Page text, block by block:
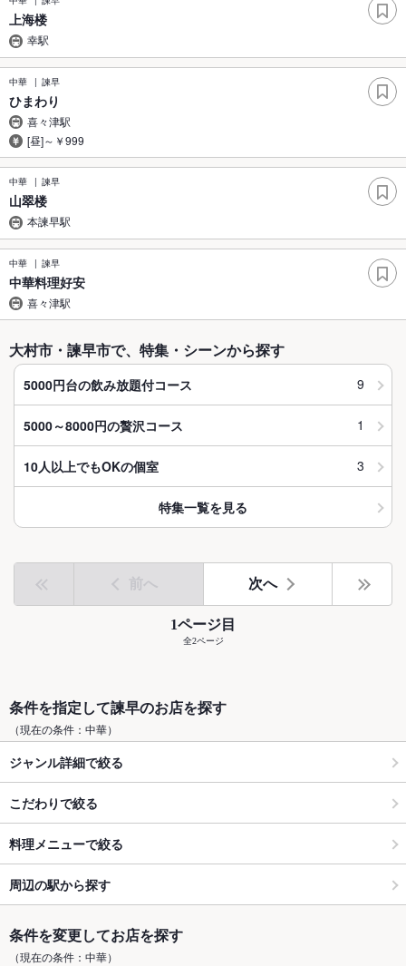
上海楼
幸駅
中華 諫早
ひまわり
喜々津駅
[昼]～￥999
中華 諫早
山翠楼
本諫早駅
中華 諫早
中華料理好安
喜々津駅
大村市・諫早市で、特集・シーンから探す
5000円台の飲み放題付コース 9
5000～8000円の贅沢コース 1
10人以上でもOKの個室 3
特集一覧を見る
前へ 次へ
1ページ目
全2ページ
条件を指定して諫早のお店を探す
（現在の条件：中華）
ジャンル詳細で絞る
こだわりで絞る
料理メニューで絞る
周辺の駅から探す
条件を変更してお店を探す
（現在の条件：中華）